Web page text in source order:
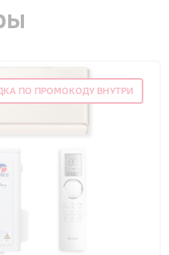
ПО ПРОМОКОДУ ВНУТРИ